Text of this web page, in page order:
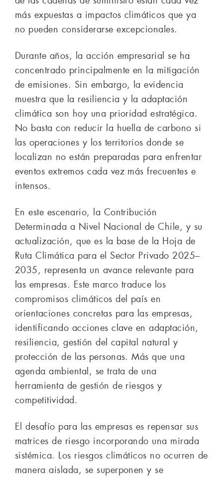
más expuestas a impactos climáticos que ya
no pueden considerarse excepcionales.
Durante años, la acción empresarial se ha
concentrado principalmente en la mitigación
de emisiones. Sin embargo, la evidencia
muestra que la resiliencia y la adaptación
climática son hoy una prioridad estratégica.
No basta con reducir la huella de carbono si
las operaciones y los territorios donde se
localizan no están preparadas para enfrentar
eventos extremos cada vez más frecuentes e
intensos.
En este escenario, la Contribución
Determinada a Nivel Nacional de Chile, y su
actualización, que es la base de la Hoja de
Ruta Climática para el Sector Privado 2025–
2035, representa un avance relevante para
las empresas. Este marco traduce los
compromisos climáticos del país en
orientaciones concretas para las empresas,
identificando acciones clave en adaptación,
resiliencia, gestión del capital natural y
protección de las personas. Más que una
agenda ambiental, se trata de una
herramienta de gestión de riesgos y
competitividad.
El desafío para las empresas es repensar sus
matrices de riesgo incorporando una mirada
sistémica. Los riesgos climáticos no ocurren de
manera aislada, se superponen y se